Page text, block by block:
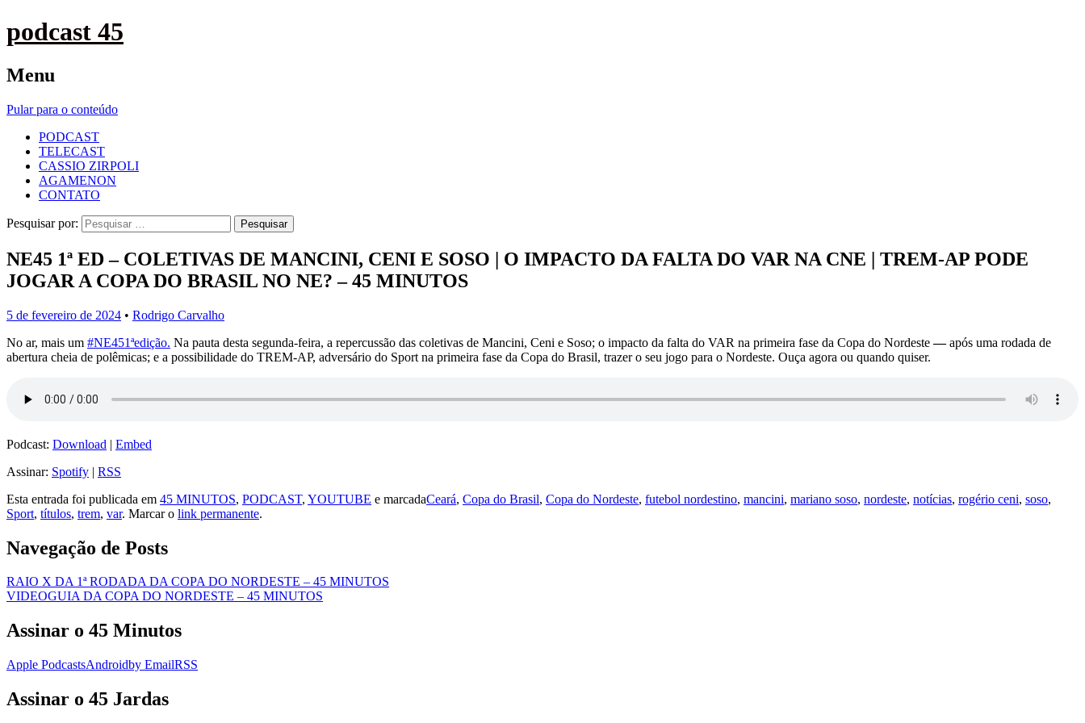
podcast 45
Menu
Pular para o conteúdo
PODCAST
TELECAST
CASSIO ZIRPOLI
AGAMENON
CONTATO
Pesquisar por:
NE45 1ª ED – COLETIVAS DE MANCINI, CENI E SOSO | O IMPACTO DA FALTA DO VAR NA CNE | TREM-AP PODE
JOGAR A COPA DO BRASIL NO NE? – 45 MINUTOS
5 de fevereiro de 2024 • Rodrigo Carvalho
No ar, mais um #NE451ªedição. Na pauta desta segunda-feira, a repercussão das coletivas de Mancini, Ceni e Soso; o impacto da falta do VAR na primeira fase da Copa do Nordeste—após uma rodada de
abertura cheia de polêmicas; e a possibilidade do TREM-AP, adversário do Sport na primeira fase da Copa do Brasil, trazer o seu jogo para o Nordeste. Ouça agora ou quando quiser.
Podcast: Download | Embed
Assinar: Spotify | RSS
Esta entrada foi publicada em 45 MINUTOS, PODCAST, YOUTUBE e marcadaCeará, Copa do Brasil, Copa do Nordeste, futebol nordestino, mancini, mariano soso, nordeste, notícias, rogério ceni, soso,
Sport, títulos, trem, var. Marcar o link permanente.
Navegação de Posts
RAIO X DA 1ª RODADA DA COPA DO NORDESTE – 45 MINUTOS
VIDEOGUIA DA COPA DO NORDESTE – 45 MINUTOS
Assinar o 45 Minutos
Apple PodcastsAndroidby EmailRSS
Assinar o 45 Jardas